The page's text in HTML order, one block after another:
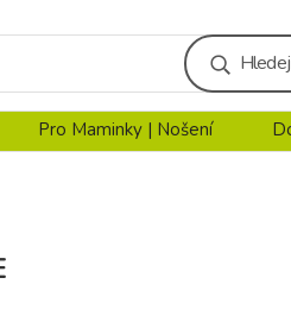
Hledej
Pro Maminky | Nošení